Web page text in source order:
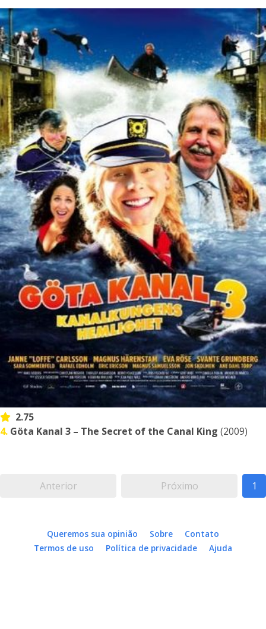
2.75
4. Göta Kanal 3 – The Secret of the Canal King (2009)
Anterior Próximo 1
Queremos sua opinião Sobre
Contato
Termos de uso
Política de privacidade Ajuda